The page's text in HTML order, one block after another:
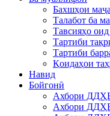
Бахшҳои
Талабот ба
Тавсияҳо
Тартиби
Тартиби
Қоидаҳои
Навид
Бойгонӣ
Ахбори
Ахбори